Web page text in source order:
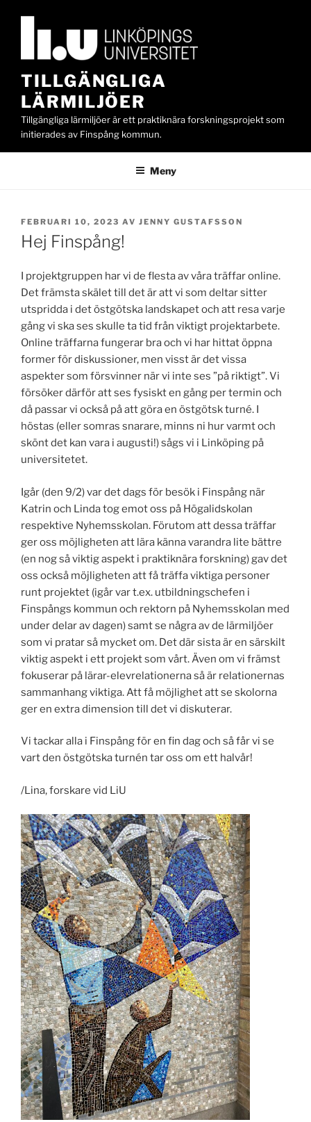
TILLGÄNGLIGA
LÄRMILJÖER
Tillgängliga lärmiljöer är ett praktiknära forskningsprojekt som
initierades av Finspång kommun.
Meny
PUBLICERAT
FEBRUARI 10, 2023 AV JENNY GUSTAFSSON
Hej Finspång!
I projektgruppen har vi de flesta av våra träffar online.
Det främsta skälet till det är att vi som deltar sitter
utspridda i det östgötska landskapet och att resa varje
gång vi ska ses skulle ta tid från viktigt projektarbete.
Online träffarna fungerar bra och vi har hittat öppna
former för diskussioner, men visst är det vissa
aspekter som försvinner när vi inte ses ”på riktigt”. Vi
försöker därför att ses fysiskt en gång per termin och
då passar vi också på att göra en östgötsk turné. I
höstas (eller somras snarare, minns ni hur varmt och
skönt det kan vara i augusti!) sågs vi i Linköping på
universitetet.
Igår (den 9/2) var det dags för besök i Finspång när
Katrin och Linda tog emot oss på Högalidskolan
respektive Nyhemsskolan. Förutom att dessa träffar
ger oss möjligheten att lära känna varandra lite bättre
(en nog så viktig aspekt i praktiknära forskning) gav det
oss också möjligheten att få träffa viktiga personer
runt projektet (igår var t.ex. utbildningschefen i
Finspångs kommun och rektorn på Nyhemsskolan med
under delar av dagen) samt se några av de lärmiljöer
som vi pratar så mycket om. Det där sista är en särskilt
viktig aspekt i ett projekt som vårt. Även om vi främst
fokuserar på lärar-elevrelationerna så är relationernas
sammanhang viktiga. Att få möjlighet att se skolorna
ger en extra dimension till det vi diskuterar.
Vi tackar alla i Finspång för en fin dag och så får vi se
vart den östgötska turnén tar oss om ett halvår!
/Lina, forskare vid LiU